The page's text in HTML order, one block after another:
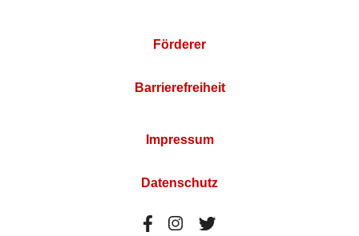
Förderer
Barrierefreiheit
Impressum
Datenschutz